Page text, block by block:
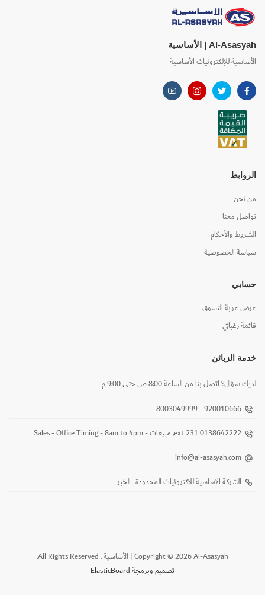
Al-Asasyah | الأساسية
الأساسية للإلكترونيات الأساسية
الروابط
من نحن
تواصل معنا
الشروط والأحكام
سياسة الخصوصية
حسابي
عرض عربة التسوق
قائمة رغباتي
خدمة الزبائن
لديك سؤال؟ اتصل بنا من الساعة 8:00 ص حتى 9:00 م
920010666 - 8003049999
0138642222 ext 231, مبيعات - Sales - Office Timing - 8am to 4pm
info@al-asasyah.com
الشركة الاساسية للاكترونيات المحدودة- الخبر
Copyright © 2026 Al-Asasyah | الأساسية . All Rights Reserved.
تصميم وبرمجة ElasticBoard